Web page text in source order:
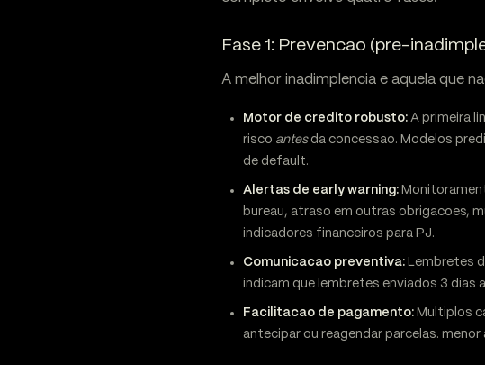
Fase 1: Prevencao (pre-
A melhor inadimplencia e aquela que
Motor de credito robusto: A primeira
risco antesda concessao. Modelos
de default.
Alertas de early warning:
bureau, atraso em outras obrigacoes,
indicadores financeiros para PJ.
Comunicacao preventiva: Lembretes
indicam que lembretes enviados 3 dias
Facilitacao de pagamento: Multiplos
antecipar ou reagendar parcelas.